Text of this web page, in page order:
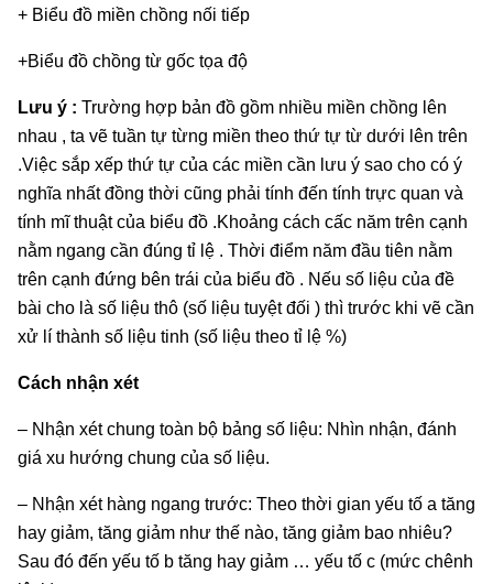
+ Biểu đồ miền chồng nối tiếp
+Biểu đồ chồng từ gốc tọa độ
Lưu ý : Trường hợp bản đồ gồm nhiều miền chồng lên
nhau , ta vẽ tuần tự từng miền theo thứ tự từ dưới lên trên
.Việc sắp xếp thứ tự của các miền cần lưu ý sao cho có ý
nghĩa nhất đồng thời cũng phải tính đến tính trực quan và
tính mĩ thuật của biểu đồ .Khoảng cách cấc năm trên cạnh
nằm ngang cần đúng tỉ lệ . Thời điểm năm đầu tiên nằm
trên cạnh đứng bên trái của biểu đồ . Nếu số liệu của đề
bài cho là số liệu thô (số liệu tuyệt đối ) thì trước khi vẽ cần
xử lí thành số liệu tinh (số liệu theo tỉ lệ %)
Cách nhận xét
– Nhận xét chung toàn bộ bảng số liệu: Nhìn nhận, đánh
giá xu hướng chung của số liệu.
– Nhận xét hàng ngang trước: Theo thời gian yếu tố a tăng
hay giảm, tăng giảm như thế nào, tăng giảm bao nhiêu?
Sau đó đến yếu tố b tăng hay giảm … yếu tố c (mức chênh